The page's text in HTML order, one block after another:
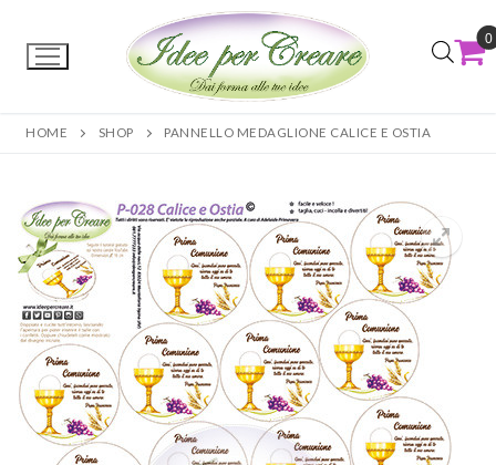
0
HOME SHOP PANNELLO MEDAGLIONE CALICE E OSTIA